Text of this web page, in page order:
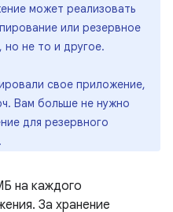
может реализовать
или резервное
но не то и другое.
свое приложение,
Вам больше не нужно
для резервного
на каждого
За хранение